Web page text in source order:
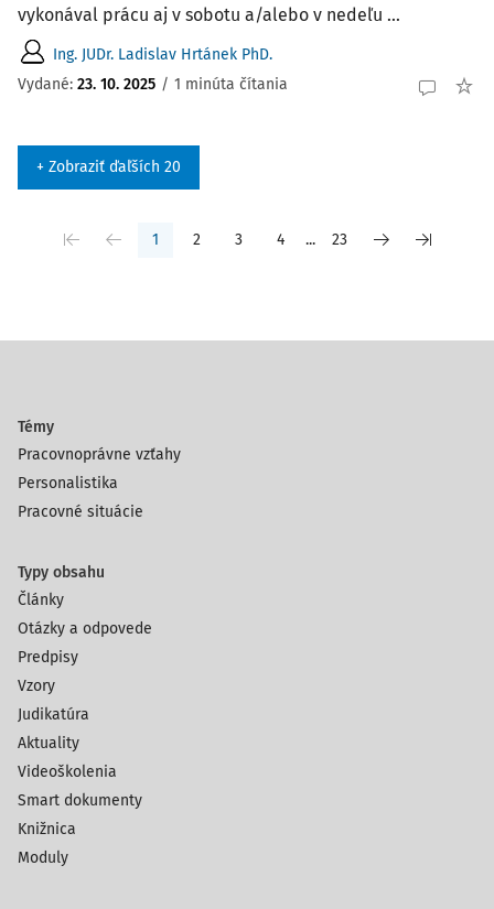
vykonával prácu aj v sobotu a/alebo v nedeľu ...
Ing. JUDr. Ladislav Hrtánek PhD.
Vydané: 23. 10. 2025 / 1 minúta čítania
+ Zobraziť ďaľších 20
1 2 3 4 ... 23
Témy
Pracovnoprávne vzťahy
Personalistika
Pracovné situácie
Typy obsahu
Články
Otázky a odpovede
Predpisy
Vzory
Judikatúra
Aktuality
Videoškolenia
Smart dokumenty
Knižnica
Moduly